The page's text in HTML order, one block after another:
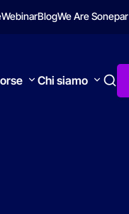
WebinarBlogWe Are Sonepar
Chi siamo